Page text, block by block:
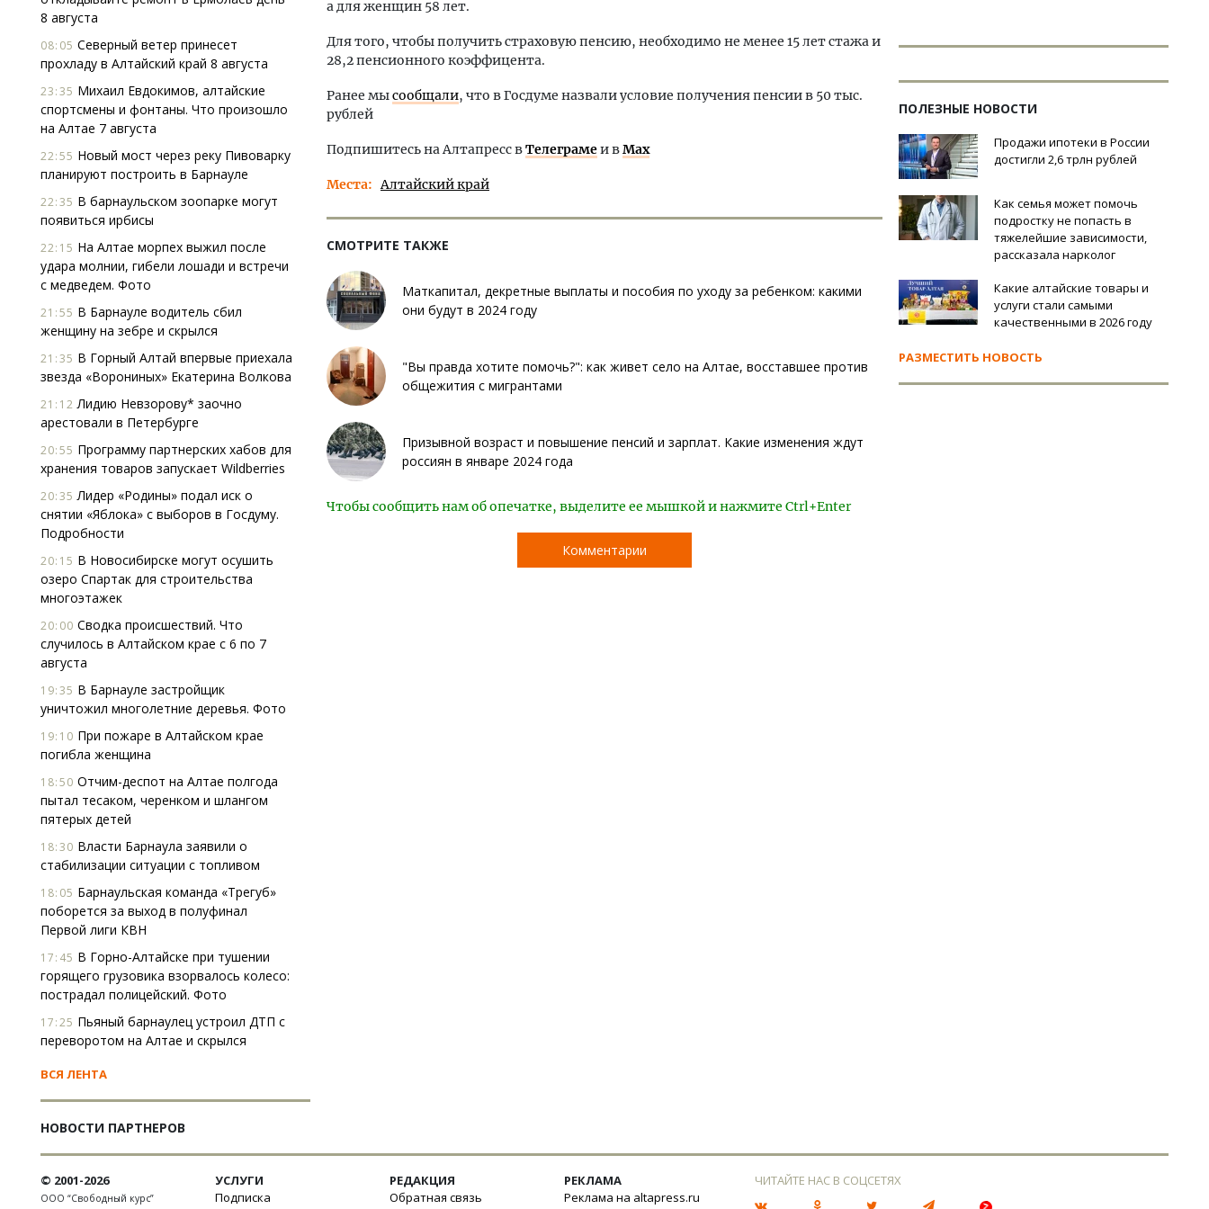
8 августа
08:05 Северный ветер принесет
прохладу в Алтайский край 8 августа
23:35 Михаил Евдокимов, алтайские
спортсмены и фонтаны. Что произошло
на Алтае 7 августа
22:55 Новый мост через реку Пивоварку
планируют построить в Барнауле
22:35 В барнаульском зоопарке могут
появиться ирбисы
22:15 На Алтае морпех выжил после
удара молнии, гибели лошади и встречи
с медведем. Фото
21:55 В Барнауле водитель сбил
женщину на зебре и скрылся
21:35 В Горный Алтай впервые приехала
звезда «Ворониных» Екатерина Волкова
21:12 Лидию Невзорову* заочно
арестовали в Петербурге
20:55 Программу партнерских хабов для
хранения товаров запускает Wildberries
20:35 Лидер «Родины» подал иск о
снятии «Яблока» с выборов в Госдуму.
Подробности
20:15 В Новосибирске могут осушить
озеро Спартак для строительства
многоэтажек
20:00 Сводка происшествий. Что
случилось в Алтайском крае с 6 по 7
августа
19:35 В Барнауле застройщик
уничтожил многолетние деревья. Фото
19:10 При пожаре в Алтайском крае
погибла женщина
18:50 Отчим-деспот на Алтае полгода
пытал тесаком, черенком и шлангом
пятерых детей
18:30 Власти Барнаула заявили о
стабилизации ситуации с топливом
18:05 Барнаульская команда «Трегуб»
поборется за выход в полуфинал
Первой лиги КВН
17:45 В Горно-Алтайске при тушении
горящего грузовика взорвалось колесо:
пострадал полицейский. Фото
17:25 Пьяный барнаулец устроил ДТП с
переворотом на Алтае и скрылся
ВСЯ ЛЕНТА
НОВОСТИ ПАРТНЕРОВ
а для женщин 58 лет.
Для того, чтобы получить страховую пенсию, необходимо не менее 15 лет стажа и
28,2 пенсионного коэффицента.
Ранее мысообщали, что в Госдуме назвали условие получения пенсии в 50 тыс.
рублей
Подпишитесь на Алтапресс вТелеграмеи вMax
Места Алтайский край
СМОТРИТЕ ТАКЖЕ
Маткапитал, декретные выплаты и пособия по уходу за ребенком: какими
они будут в 2024 году
"Вы правда хотите помочь?": как живет село на Алтае, восставшее против
общежития с мигрантами
Призывной возраст и повышение пенсий и зарплат. Какие изменения ждут
россиян в январе 2024 года
Чтобы сообщить нам об опечатке, выделите ее мышкой и нажмите Ctrl+Enter
Комментарии
ПОЛЕЗНЫЕ НОВОСТИ
Продажи ипотеки в России
достигли 2,6 трлн рублей
Как семья может помочь
подростку не попасть в
тяжелейшие зависимости,
рассказала нарколог
Какие алтайские товары и
услуги стали самыми
качественными в 2026 году
РАЗМЕСТИТЬ НОВОСТЬ
© 2001-2026
ООО “Свободный курс”
УСЛУГИ
Подписка
РЕДАКЦИЯ
Обратная связь
РЕКЛАМА
Реклама на altapress.ru
ЧИТАЙТЕ НАС В СОЦСЕТЯХ